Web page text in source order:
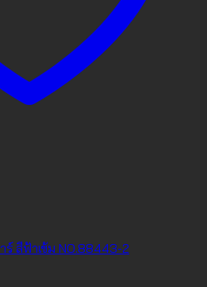
ร์ สีฟ้าเข้ม NO.88443-2